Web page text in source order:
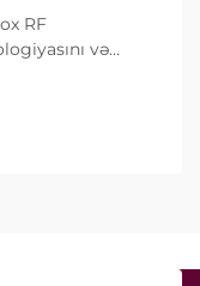
RF
və
dəqiq işlədiyi